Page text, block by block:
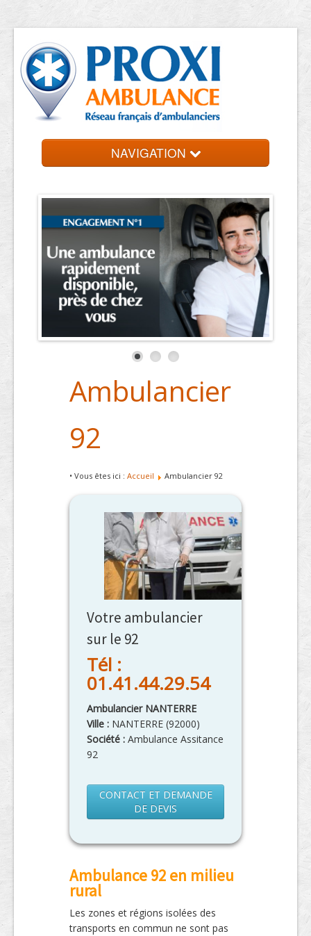
NAVIGATION
Ambulancier
92
• Vous êtes ici : Accueil Ambulancier 92
Votre ambulancier
sur le 92
Tél :
01.41.44.29.54
Ambulancier NANTERRE
Ville : NANTERRE (92000)
Société : Ambulance Assitance
92
CONTACT ET DEMANDE
DE DEVIS
Ambulance 92 en milieu
rural
Les zones et régions isolées des
transports en commun ne sont pas